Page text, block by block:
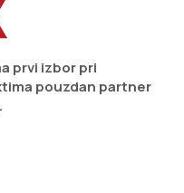
prvi izbor pri
pouzdan partner